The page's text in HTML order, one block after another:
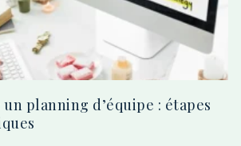
planning d’équipe : étapes